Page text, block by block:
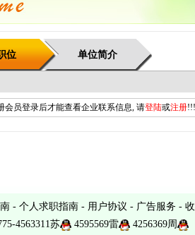
位 单位简介
会员登录后才能查看企业联系信息, 请登陆或注册!!!
- 个人求职指南 - 用户协议 - 广告服务 -
4563311苏
4595569雷 4256369周